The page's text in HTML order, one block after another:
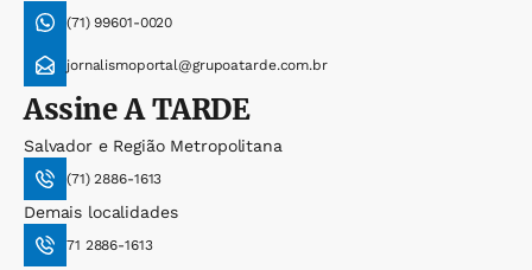
(71) 99601-0020
jornalismoportal@grupoatarde.com.br
AssineA TARDE
Salvador e Região Metropolitana
(71) 2886-1613
Demais localidades
71 2886-1613